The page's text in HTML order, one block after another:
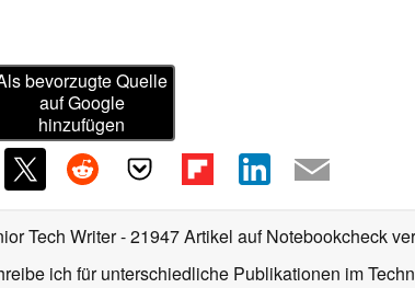
bevorzugte Quelle
auf Google
hinzufügen
Tech Writer- 21947 Artikel auf Notebookcheck
ich für unterschiedliche Publikationen im